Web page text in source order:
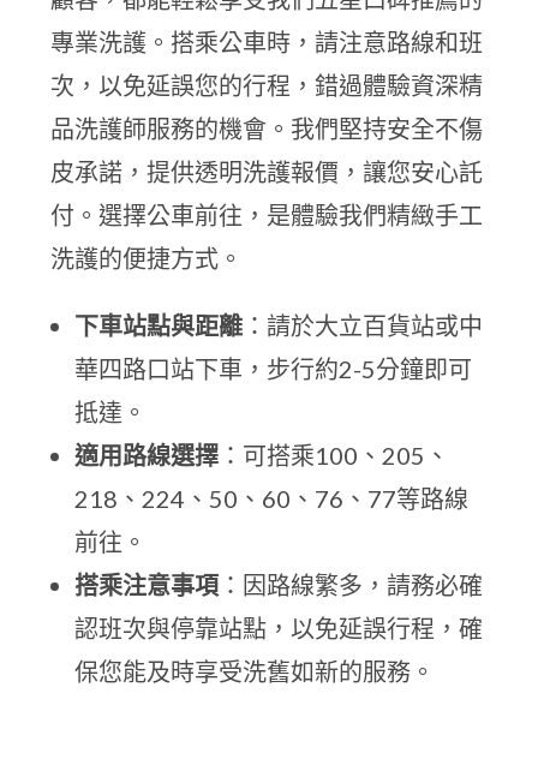
專業洗護。搭乘公車時，請注意路線和班
次，以免延誤您的行程，錯過體驗資深精
品洗護師服務的機會。我們堅持安全不傷
皮承諾，提供透明洗護報價，讓您安心託
付。選擇公車前往，是體驗我們精緻手工
洗護的便捷方式。
下車站點與距離 ：請於大立百貨站或中
華四路口站下車，步行約2-5分鐘即可
抵達。
適用路線選擇 ：可搭乘100、205、
218、224、50、60、76、77等路線
前往。
搭乘注意事項 ：因路線繁多，請務必確
認班次與停靠站點，以免延誤行程，確
保您能及時享受洗舊如新的服務。